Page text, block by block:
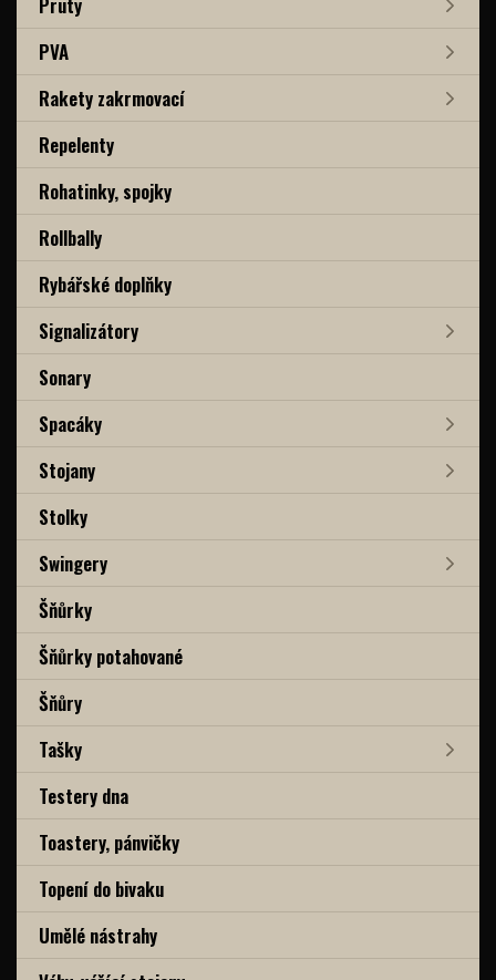
PVA
Rakety zakrmovací
Repelenty
Rohatinky, spojky
Rollbally
Rybářské doplňky
Signalizátory
Sonary
Spacáky
Stojany
Stolky
Swingery
Šňůrky
Šňůrky potahované
Šňůry
Tašky
Testery dna
Toastery, pánvičky
Topení do bivaku
Umělé nástrahy